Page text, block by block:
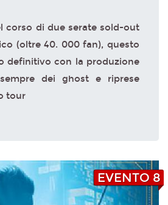
corso di due serate sold-out
(oltre 40. 000 fan), questo
definitivo con la produzione
dei ghost e riprese
tour
EVENTO 8